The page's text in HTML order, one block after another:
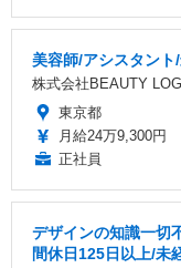
美容師/アシスタン
株式会社BEAUTY
東京都
月給24万9,300円
正社員
デザインの知識一切
間休日125日以上/未